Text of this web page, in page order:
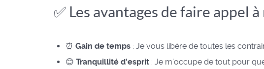
✅ Les avantages de faire appel à
⏰ Gain de temps : Je vous libère de toutes les
😊 Tranquillité d'esprit : Je m'occupe de tout pour